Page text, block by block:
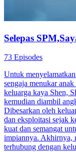
Selepas
73 Episodes
Untuk
sengaja menukar
keluarga kaya Shen,
kemudian diambil
Dibesarkan oleh
dan eksploitasi sejak
kuat dan semangat
impiannya. Akhirnya,
terhubung dengan